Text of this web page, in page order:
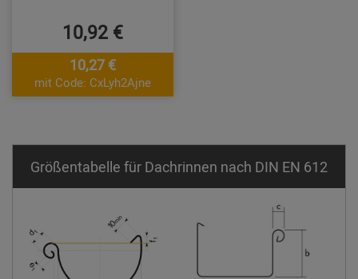
10,92 €
10,27 €
mit Code: CxLyh2Ajne
Größentabelle für Dachrinnen nach DIN EN 612